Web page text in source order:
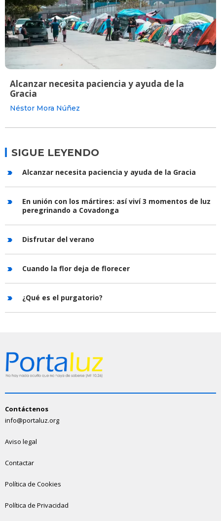
Alcanzar necesita paciencia y ayuda de la
Gracia
Néstor Mora Núñez
SIGUE LEYENDO
Alcanzar necesita paciencia y ayuda de la Gracia
En unión con los mártires: así viví 3 momentos de luz
peregrinando a Covadonga
Disfrutar del verano
Cuando la flor deja de florecer
¿Qué es el purgatorio?
Contáctenos
info@portaluz.org
Aviso legal
Contactar
Política de Cookies
Política de Privacidad